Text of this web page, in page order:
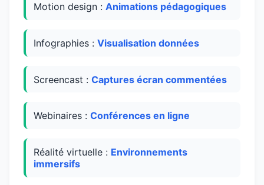
Motion design : Animations pédagogiques
Infographies : Visualisation données
Screencast : Captures écran commentées
Webinaires : Conférences en ligne
Réalité virtuelle : Environnements
immersifs